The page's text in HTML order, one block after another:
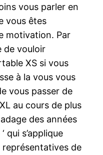
vous parler en
vous êtes
motivation. Par
de vouloir
XS si vous
à la vous vous
vous passer de
au cours de plus
des années
qui s’applique
de